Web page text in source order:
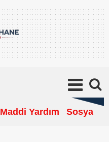
Maddi Yardım Sosyal